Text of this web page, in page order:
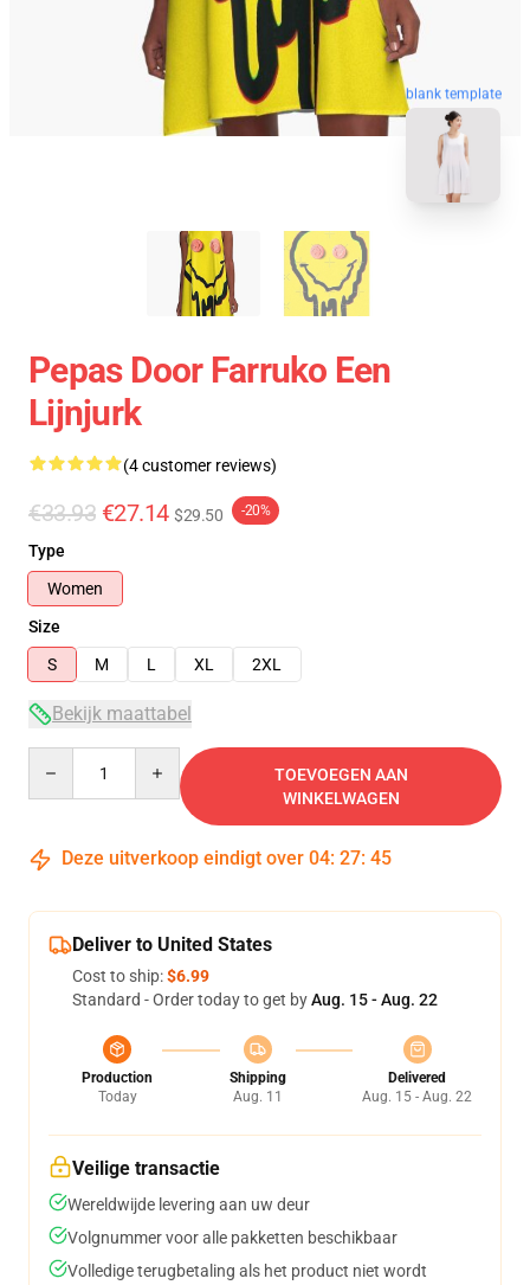
blank template
Pepas Door Farruko Een
Lijnjurk
(4 customer reviews)
€33.93 €27.14 $29.50 -20%
Type
Women
Size
S
M L XL 2XL
Bekijk maattabel
TOEVOEGEN AAN
WINKELWAGEN
Deze uitverkoop eindigt over 04: 27: 45
Deliver to United States
Cost to ship:$6.99
Standard - Order today to get byAug. 15 - Aug. 22
Production
Today
Shipping
Aug. 11
Delivered
Aug. 15 - Aug. 22
Veilige transactie
Wereldwijde levering aan uw deur
Volgnummer voor alle pakketten beschikbaar
Volledige terugbetaling als het product niet wordt